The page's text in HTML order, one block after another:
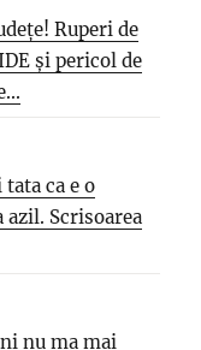
Ruperi de
și pericol de
ca e o
azil. Scrisoarea
nu ma mai